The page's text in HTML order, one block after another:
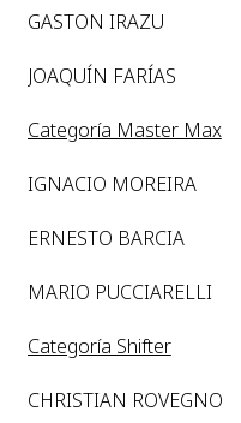
GASTON IRAZU
JOAQUÍN FARÍAS
Categoría Master Max
IGNACIO MOREIRA
ERNESTO BARCIA
MARIO PUCCIARELLI
Categoría Shifter
CHRISTIAN ROVEGNO